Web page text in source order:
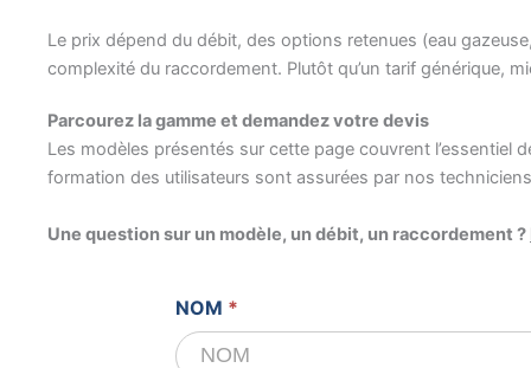
Le prix dépend du débit, des options retenues (eau
complexité du raccordement. Plutôt qu’un tarif générique,
Parcourez la gamme et demandez votre devis
Les modèles présentés sur cette page couvrent
formation des utilisateurs sont assurées par nos
Une question sur un modèle, un débit, un raccordement ?
Devis
gratuit
NOM *